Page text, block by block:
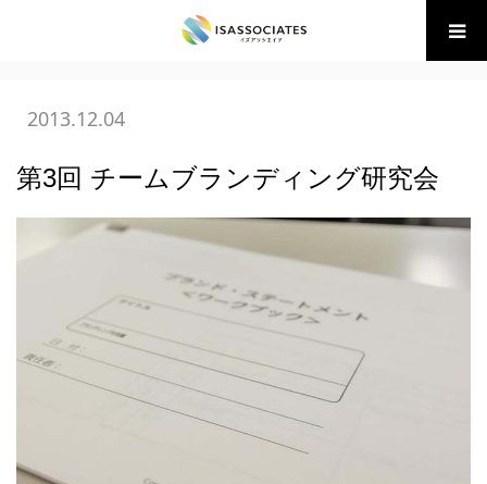
(財)BM協会 講座・イベント
第3回 チーム
2013.12.04
第3回 チームブランディング研究会